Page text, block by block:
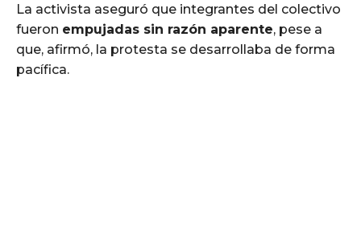
La activista aseguró que integrantes del colectivo
fueron empujadas sin razón aparente, pese a
que, afirmó, la protesta se desarrollaba de forma
pacífica.